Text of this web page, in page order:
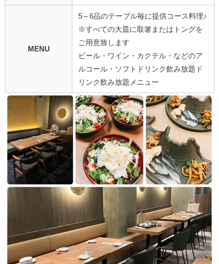
MENU
5～6品のテーブル毎に提供コース料理♪
※すべての大皿に取箸またはトングを
ご用意致します
ビール・ワイン・カクテル・などのア
ルコール・ソフトドリンク飲み放題 ド
リンク飲み放題メニュー